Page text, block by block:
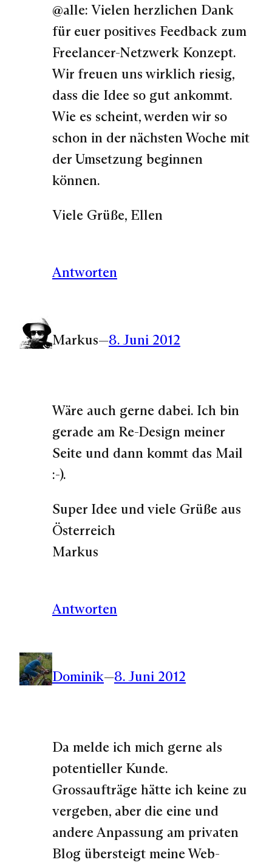
@alle: Vielen herzlichen Dank
für euer positives Feedback zum
Freelancer-Netzwerk Konzept.
Wir freuen uns wirklich riesig,
dass die Idee so gut ankommt.
Wie es scheint, werden wir so
schon in der nächsten Woche mit
der Umsetzung beginnen
können.
Viele Grüße, Ellen
Antworten
Markus—8. Juni 2012
Wäre auch gerne dabei. Ich bin
gerade am Re-Design meiner
Seite und dann kommt das Mail
:-).
Super Idee und viele Grüße aus
Österreich
Markus
Antworten
Dominik—8. Juni 2012
Da melde ich mich gerne als
potentieller Kunde.
Grossaufträge hätte ich keine zu
vergeben, aber die eine und
andere Anpassung am privaten
Blog übersteigt meine Web-